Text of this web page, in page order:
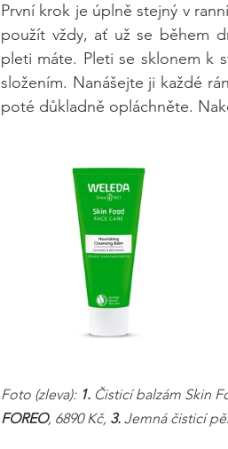
První krok je úplně stejný v
použít vždy, ať už se během
pleti máte. Pleti se sklonem k
složením. Nanášejte ji každé
poté důkladně opláchněte.
Foto (zleva): 1. Čisticí balzám Skin
FOREO, 6890 Kč, 3. Jemná čisticí